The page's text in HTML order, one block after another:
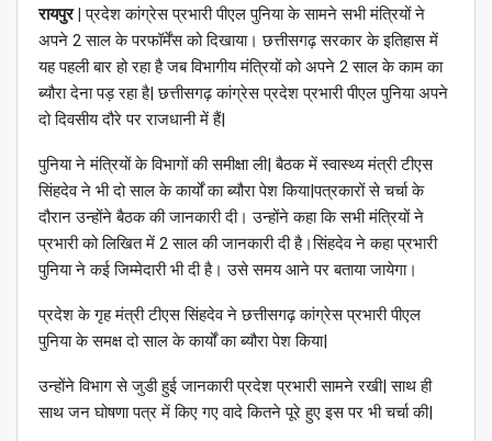
रायपुर | प्रदेश कांग्रेस प्रभारी पीएल पुनिया के सामने सभी मंत्रियों ने
अपने 2 साल के परफॉर्मेंस को दिखाया। छत्तीसगढ़ सरकार के इतिहास में
यह पहली बार हो रहा है जब विभागीय मंत्रियों को अपने 2 साल के काम का
ब्यौरा देना पड़ रहा है| छत्तीसगढ़ कांग्रेस प्रदेश प्रभारी पीएल पुनिया अपने
दो दिवसीय दौरे पर राजधानी में हैं|
पुनिया ने मंत्रियों के विभागों की समीक्षा ली| बैठक में स्वास्थ्य मंत्री टीएस
सिंहदेव ने भी दो साल के कार्यों का ब्यौरा पेश किया|पत्रकारों से चर्चा के
दौरान उन्होंने बैठक की जानकारी दी। उन्होंने कहा कि सभी मंत्रियों ने
प्रभारी को लिखित में 2 साल की जानकारी दी है।सिंहदेव ने कहा प्रभारी
पुनिया ने कई जिम्मेदारी भी दी है। उसे समय आने पर बताया जायेगा।
प्रदेश के गृह मंत्री टीएस सिंहदेव ने छत्तीसगढ़ कांग्रेस प्रभारी पीएल
पुनिया के समक्ष दो साल के कार्यों का ब्यौरा पेश किया|
उन्होंने विभाग से जुडी हुई जानकारी प्रदेश प्रभारी सामने रखी| साथ ही
साथ जन घोषणा पत्र में किए गए वादे कितने पूरे हुए इस पर भी चर्चा की|